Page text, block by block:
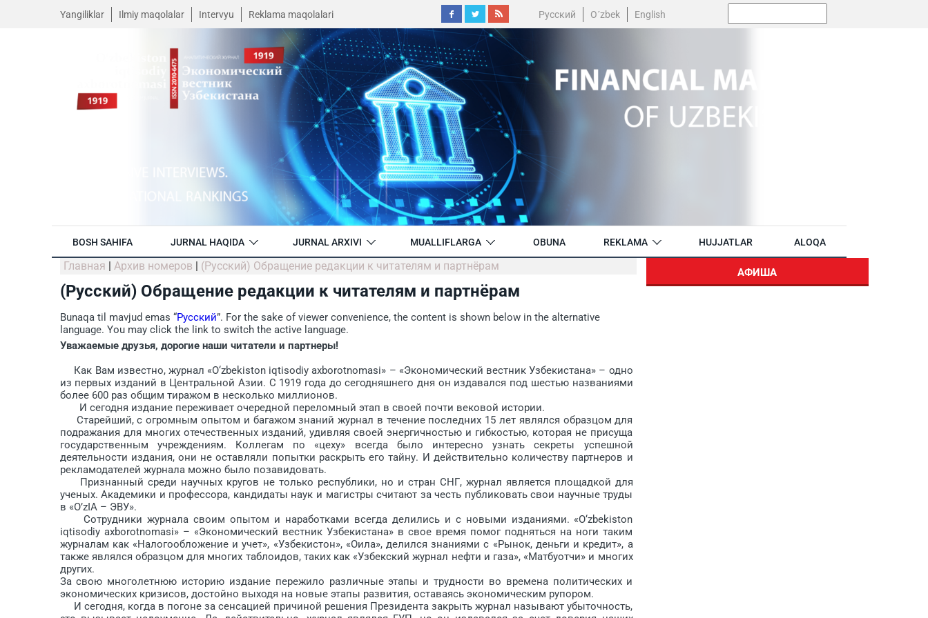
Yangiliklar Ilmiy maqolalar Intervyu Reklama maqolalari Русский O´zbek English
BOSH SAHIFA JURNAL HAQIDA JURNAL ARXIVI MUALLIFLARGA OBUNA REKLAMA HUJJATLAR ALOQA
Главная | Архив номеров | (Русский) Обращение редакции к читателям и партнёрам
(Русский) Обращение редакции к читателям и партнёрам
Bunaqa til mavjud emas “Русский”. For the sake of viewer convenience, the content is shown below in the alternative
language. You may click the link to switch the active language.
Уважаемые друзья, дорогие наши читатели и партнеры!
Как Вам известно, журнал «O‘zbekiston iqtisodiy axborotnomasi» – «Экономический вестник Узбекистана» – одно
из первых изданий в Центральной Азии. С 1919 года до сегодняшнего дня он издавался под шестью названиями
более 600 раз общим тиражом в несколько миллионов.
И сегодня издание переживает очередной переломный этап в своей почти вековой истории.
Старейший, с огромным опытом и багажом знаний журнал в течение последних 15 лет являлся образцом для
подражания для многих отечественных изданий, удивляя своей энергичностью и гибкостью, которая не присуща
государственным учреждениям. Коллегам по «цеху» всегда было интересно узнать секреты успешной
деятельности издания, они не оставляли попытки раскрыть его тайну. И действительно количеству партнеров и
рекламодателей журнала можно было позавидовать.
Признанный среди научных кругов не только республики, но и стран СНГ, журнал является площадкой для
ученых. Академики и профессора, кандидаты наук и магистры считают за честь публиковать свои научные труды
в «O’zIA – ЭВУ».
Сотрудники журнала своим опытом и наработками всегда делились и с новыми изданиями. «O‘zbekiston
iqtisodiy axborotnomasi» – «Экономический вестник Узбекистана» в свое время помог подняться на ноги таким
журналам как «Налогообложение и учет», «Узбекистон», «Оила», делился знаниями c «Рынок, деньги и кредит», а
также являлся образцом для многих таблоидов, таких как «Узбекский журнал нефти и газа», «Матбуотчи» и многих
других.
За свою многолетнюю историю издание пережило различные этапы и трудности во времена политических и
экономических кризисов, достойно выходя на новые этапы развития, оставаясь экономическим рупором.
И сегодня, когда в погоне за сенсацией причиной решения Президента закрыть журнал называют убыточность,
АФИША